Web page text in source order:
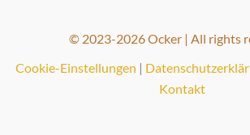
© 2023-2026 Ocker | All rights
Cookie-Einstellungen |
Kontakt